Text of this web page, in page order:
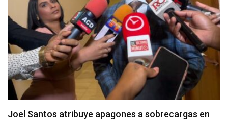
Joel Santos atribuye apagones a sobrecargas en